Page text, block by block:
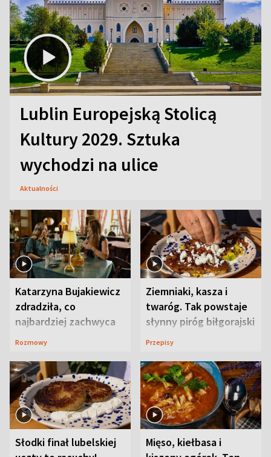
Lublin Europejską Stolicą
Kultury 2029. Sztuka
wychodzi na ulice
Aktualności
Katarzyna Bujakiewicz
zdradziła, co
najbardziej zachwyca
ją w Lublinie
Rozmowy
Ziemniaki, kasza i
twaróg. Tak powstaje
słynny piróg biłgorajski
Przepisy
Słodki finał lubelskiej
Mięso, kiełbasa i